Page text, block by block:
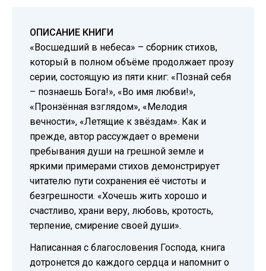
ОПИСАНИЕ КНИГИ
«Восшедший в небеса» – сборник стихов,
который в полном объёме продолжает прозу
серии, состоящую из пяти книг: «Познай себя
– познаешь Бога!», «Во имя любви!»,
«Пронзённая взглядом», «Мелодия
вечности», «Летящие к звёздам». Как и
прежде, автор рассуждает о времени
пребывания души на грешной земле и
яркими примерами стихов демонстрирует
читателю пути сохранения её чистоты и
безгрешности. «Хочешь жить хорошо и
счастливо, храни веру, любовь, кротость,
терпение, смирение своей души».
Написанная с благословения Господа, книга
дотронется до каждого сердца и напомнит о